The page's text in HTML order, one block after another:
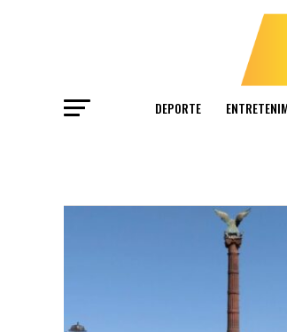
DEPORTE